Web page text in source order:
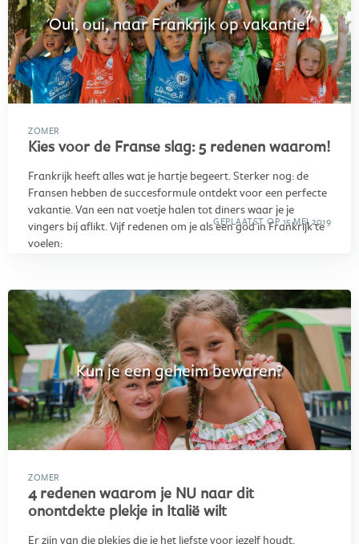
'Oui, oui, naar Frankrijk op vakantie!'
ZOMER
Kies voor de Franse slag: 5 redenen waarom!
Frankrijk heeft alles wat je hartje begeert. Sterker nog: de
Fransen hebben de succesformule ontdekt voor een perfecte
vakantie. Van een nat voetje halen tot diners waar je je
vingers bij aflikt. Vijf redenen om je als een god in Frankrijk te
voelen:
GEPLAATST OP 15 MEI 2019
Kun je een geheim bewaren?
ZOMER
4 redenen waarom je NU naar dit
onontdekte plekje in Italië wilt
Er zijn van die plekjes die je het liefste voor jezelf houdt.